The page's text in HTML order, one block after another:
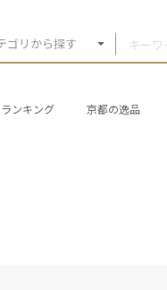
ゴリから探す
ランキング 京都の逸品